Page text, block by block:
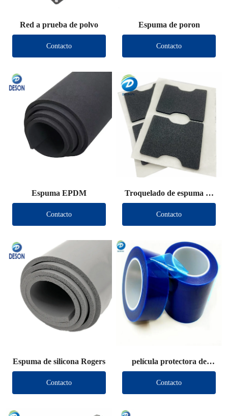
Red a prueba de polvo
Contacto
Espuma de poron
Contacto
Espuma EPDM
Contacto
Troquelado de espuma de
PU
Contacto
Espuma de silicona Rogers
Contacto
película protectora de
polietileno
Contacto